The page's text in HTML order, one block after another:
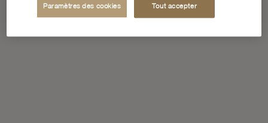
Paramètres des cookies Tout accepter